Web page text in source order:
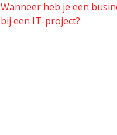
Wanneer heb je een
bij een IT-project?